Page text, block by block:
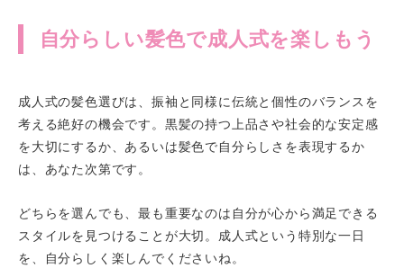
自分らしい髪色で成人式を楽しもう
成人式の髪色選びは、振袖と同様に伝統と個性のバランスを
考える絶好の機会です。黒髪の持つ上品さや社会的な安定感
を大切にするか、あるいは髪色で自分らしさを表現するか
は、あなた次第です。
どちらを選んでも、最も重要なのは自分が心から満足できる
スタイルを見つけることが大切。成人式という特別な一日
を、自分らしく楽しんでくださいね。